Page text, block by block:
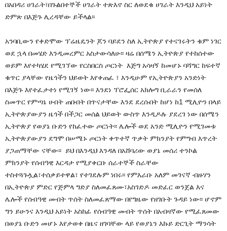
በአበዳሪ ሀገራት፣በጉልበተኞች ሀገራት ተጽእኖ ስር ለወደቁ ሀገራት እንዲህ አይነት
ድምጽ በእጅጉ ሊረዳቸው ይችላል፡፡
አንባቢውን የቀድሞው ፕሬዜዴንት ጆን ባይደን ስለ ኢትዮጵያ የተናገሩትን ቁም ነገር
ወደ ኋላ በመሄድ እንዲመረምር አስታውሳለሁ፡፡ ዛሬ በሰሜን ኢትዮጵያ የተከሰተው
ወይም እየተካሄደ የሚገኘው የርስበርስ ጦርነት እጅግ አሳዛኝ ከመሆኑ ባሻግር ከፍተኛ
ቁጥር ያላቸው የዜጎችን ህይወት እየቀጠፈ ፣ እንዲሁም የኢትዮጵያን አንድነት
በእጅጉ እየተፈታተነ የሚገኝ ነው፡፡ እንደነ ፕሮፌሰር አክሎግ ቢራራን የመሰለ
ስመጥር የምጣኔ ሀብት ጠበብት በጥናታቸው እንደ ደረሱበት ከሆነ ከ1 ሚሊዮን በላይ
ኢትዮጵያውያን ዜጎች በችጋር መሰል ህይወት ውስጥ እንዲዶሉ ያደረገ ነው በሰሜን
ኢትዮጵያ የወያኔ ቡድን የከፈተው ጦርነት፡፡ ሌሎች ወደ አንድ ሚሊዮን የሚገመቱ
ኢትዮጵያውያን ደግሞ በሠሜኑ ጦርነት ቀጥተኛ ጥቃት ምክንያት የምግብ እጥረት
ያጋጠማቸው ናቸው፡፡ ይህ በእንዲህ እንዳለ በአሸባሪው ወያኔ መሰሪ ተንኮል
ምክንያት የሰብዓዊ እርዳታ የሚያቀርቡ ሰራተኞች ስራቸው
ተስተጓጉሏል፣ተሰቃይተዋል፣ የተገደሉም ነበሩ፡፡ የምእራቡ አለም መገናኛ ብዙሃን
በኢትዮጵያ ምድር የጅምላ ግድያ ስለመፈጸሙ፣አስገድዶ መድፈር ወንጀል እና
ሌሎች የሰብዓዊ መብት ጥሰት ስለመፈጸማው በየግዜው የዘገቡት ጉዳይ ነው፡፡ ሆኖም
ግን ይሁንና እንዲህ አይነት አስከፊ የሰብዓዊ መብት ጥሰት በአብዛኛው የሚፈጸመው
በወያኔ ቡድን መሆኑ እየታወቀ በዜና ዘገባቸው ላይ የወያኔን እኩይ ድርጊት ማንሳት